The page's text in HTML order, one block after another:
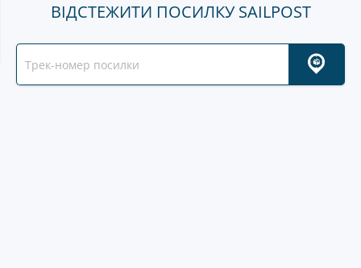
ВІДСТЕЖИТИ ПОСИЛКУ SAILPOST